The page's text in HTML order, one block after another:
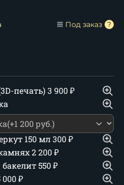
Под заказ
печать)3 900₽
150 мл300₽
2 200₽
550₽
000₽